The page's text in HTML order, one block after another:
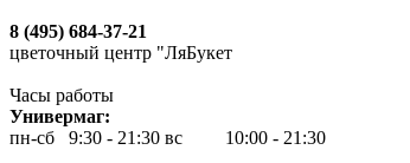
8 (495) 684-37-21
цветочный центр "ЛяБукет
Часы работы
Универмаг:
пн-сб 9:30 - 21:30 вс 10:00 - 21:30